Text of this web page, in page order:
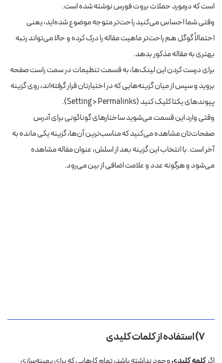
است که درمورد حملات بروت فورس نوشته شده است.
وقتی شما احساس می‌کنید راحت‌تر متوجه موضوع شده‌اید، یعنی
احتمالاً گوگل هم راحت‌تر ماهیت مقاله را درک کرده و حالا می‌تواند رتبه
بهتری به مقاله مذکور بدهد.
برای درست کردن این لینک‌ها، به قسمت تنظیمات در سمت راست صفحه
بروید و سپس از میان‌ گزینه‌هایی که در اختیارتان قرار گرفته‌اند، روی گزینه
پیوندهای یکتا کلیک کنید (Setting > Permalinks).
وقتی وارد این قسمت می‌شوید ساختارهای گوناگونی برای آدرس
صفحات‌تان مشاهده می‌کنید که مناسب‌ترین آن‌ها، گزینه یکی مانده به
آخر است. با انتخاب این گزینه بعد از اسلش، عنوان مقاله مشاهده
می‌شود و هرگونه عدد و علامت اضافی از بین می‌رود.
۷) استفاده از کلمات کلیدی